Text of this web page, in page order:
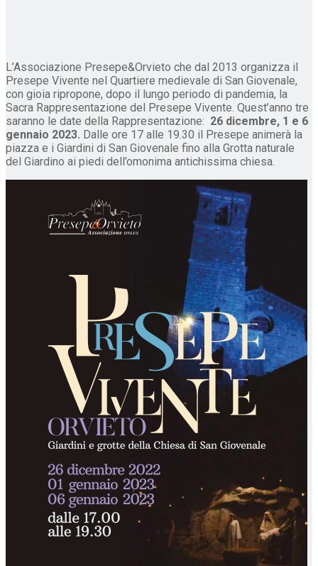
L’Associazione Presepe&Orvieto che dal 2013 organizza il
Presepe Vivente nel Quartiere medievale di San Giovenale,
con gioia ripropone, dopo il lungo periodo di pandemia, la
Sacra Rappresentazione del Presepe Vivente. Quest’anno tre
saranno le date della Rappresentazione: 26 dicembre, 1 e 6
gennaio 2023. Dalle ore 17 alle 19.30 il Presepe animerà la
piazza e i Giardini di San Giovenale fino alla Grotta naturale
del Giardino ai piedi dell’omonima antichissima chiesa.